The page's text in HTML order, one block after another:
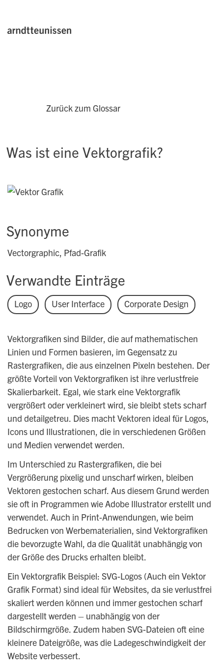
Zurück zum Glossar
Was ist eine Vektorgrafik?
Synonyme
Vectorgraphic, Pfad-Grafik
Verwandte Einträge
Logo User Interface Corporate Design
Vektorgrafiken sind Bilder, die auf mathematischen
Linien und Formen basieren, im Gegensatz zu
Rastergrafiken, die aus einzelnen Pixeln bestehen. Der
größte Vorteil von Vektorgrafiken ist ihre verlustfreie
Skalierbarkeit. Egal, wie stark eine Vektorgrafik
vergrößert oder verkleinert wird, sie bleibt stets scharf
und detailgetreu. Dies macht Vektoren ideal für Logos,
Icons und Illustrationen, die in verschiedenen Größen
und Medien verwendet werden.
Im Unterschied zu Rastergrafiken, die bei
Vergrößerung pixelig und unscharf wirken, bleiben
Vektoren gestochen scharf. Aus diesem Grund werden
sie oft in Programmen wie Adobe Illustrator erstellt und
verwendet. Auch in Print-Anwendungen, wie beim
Bedrucken von Werbematerialien, sind Vektorgrafiken
die bevorzugte Wahl, da die Qualität unabhängig von
der Größe des Drucks erhalten bleibt.
Ein Vektorgrafik Beispiel: SVG-Logos (Auch ein Vektor
Grafik Format) sind ideal für Websites, da sie verlustfrei
skaliert werden können und immer gestochen scharf
dargestellt werden – unabhängig von der
Bildschirmgröße. Zudem haben SVG-Dateien oft eine
kleinere Dateigröße, was die Ladegeschwindigkeit der
Website verbessert.